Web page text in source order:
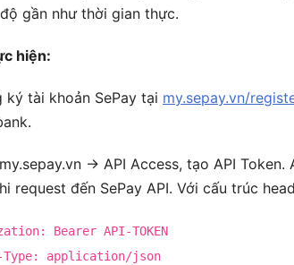
gần như thời gian thực.
hiện:
ký tài khoản SePay tại my.sepay.vn/
-> API Access, tạo API
request đến SePay API. Với cấu trúc
Bearer API-TOKEN
Type: application/json